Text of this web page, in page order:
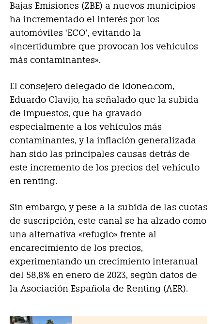
Bajas Emisiones (ZBE) a nuevos municipios
ha incrementado el interés por los
automóviles ‘ECO’, evitando la
«incertidumbre que provocan los vehículos
más contaminantes».
El consejero delegado de Idoneo.com,
Eduardo Clavijo, ha señalado que la subida
de impuestos, que ha gravado
especialmente a los vehículos más
contaminantes, y la inflación generalizada
han sido las principales causas detrás de
este incremento de los precios del vehículo
en renting.
Sin embargo, y pese a la subida de las cuotas
de suscripción, este canal se ha alzado como
una alternativa «refugio» frente al
encarecimiento de los precios,
experimentando un crecimiento interanual
del 58,8% en enero de 2023, según datos de
la Asociación Española de Renting (AER).